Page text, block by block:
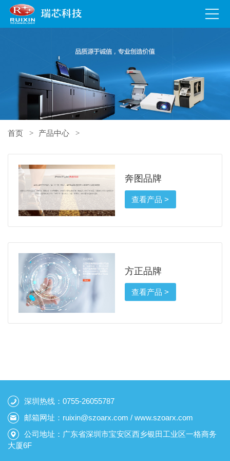
首页 产品中心
奔图品牌
查看产品 >
方正品牌
查看产品 >
深圳热线：0755-26055787
邮箱网址：ruixin@szoarx.com / www.szoarx.com
公司地址：广东省深圳市宝安区西乡银田工业区一格商务
大厦6F